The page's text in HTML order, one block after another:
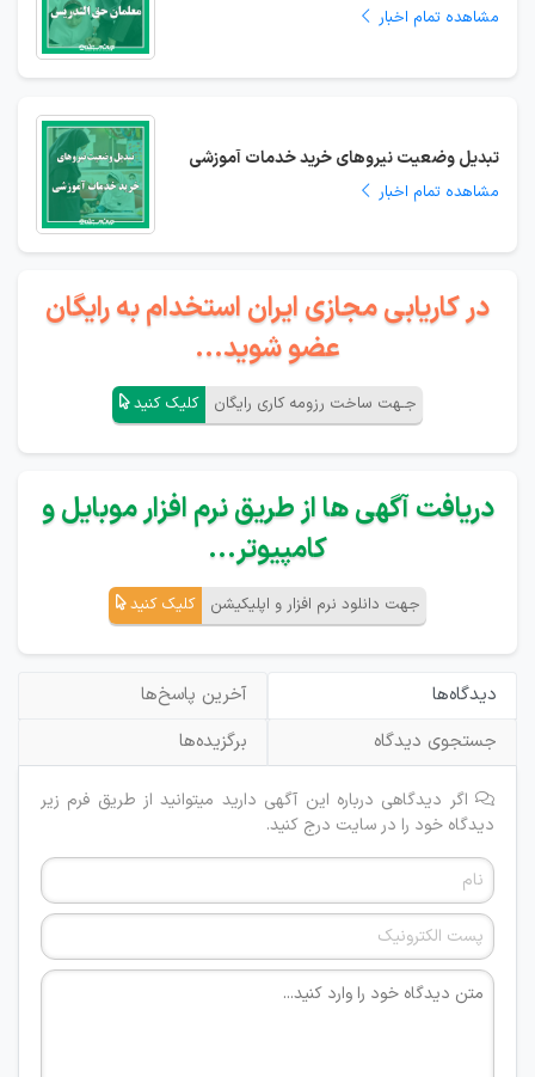
مشاهده تمام اخبار
تبدیل وضعیت نیروهای خرید خدمات آموزشی
مشاهده تمام اخبار
در کاریابی مجازی ایران استخدام به رایگان
عضو شوید...
جـهت ساخت رزومه کاری رایگان کلیک کنید
دریافت آگهی ها از طریق نرم افزار موبایل و
کامپیوتر...
جهت دانلود نرم افزار و اپلیکیشن کلیک کنید
دیدگاه‌ها
آخرین پاسخ‌ها
جستجوی دیدگاه
برگزیده‌ها
اگر دیدگاهی درباره این آگهی دارید میتوانید از طریق فرم زیر
دیدگاه خود را در سایت درج کنید.